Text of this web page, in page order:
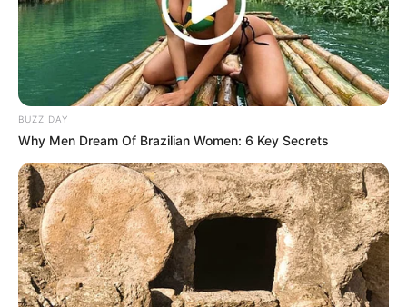
TAGS AQUAMAN BUMBLEBEE FILM
MILLY & MAMET
RALPH BREAKS THE INTERNET: WRECK-IT RALPH 2
SPIDER-MAN: INTO THE SPIDER-VERSER
BUZZ DAY
Why Men Dream Of Brazilian Women: 6 Key Secrets